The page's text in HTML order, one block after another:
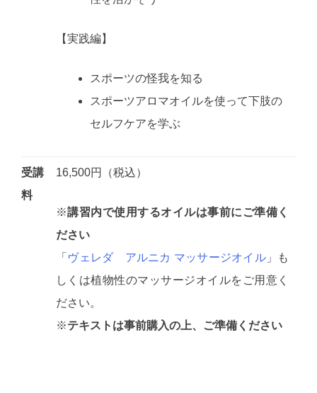
【実践編】
スポーツの怪我を知る
スポーツアロマオイルを使って下肢の
セルフケアを学ぶ
受講
料
16,500円（税込）
※講習内で使用するオイルは事前にご準備く
ださい
「 ヴェレダ アルニカ マッサージオイル」も
しくは植物性のマッサージオイルをご用意く
ださい。
※テキストは事前購入の上、ご準備ください